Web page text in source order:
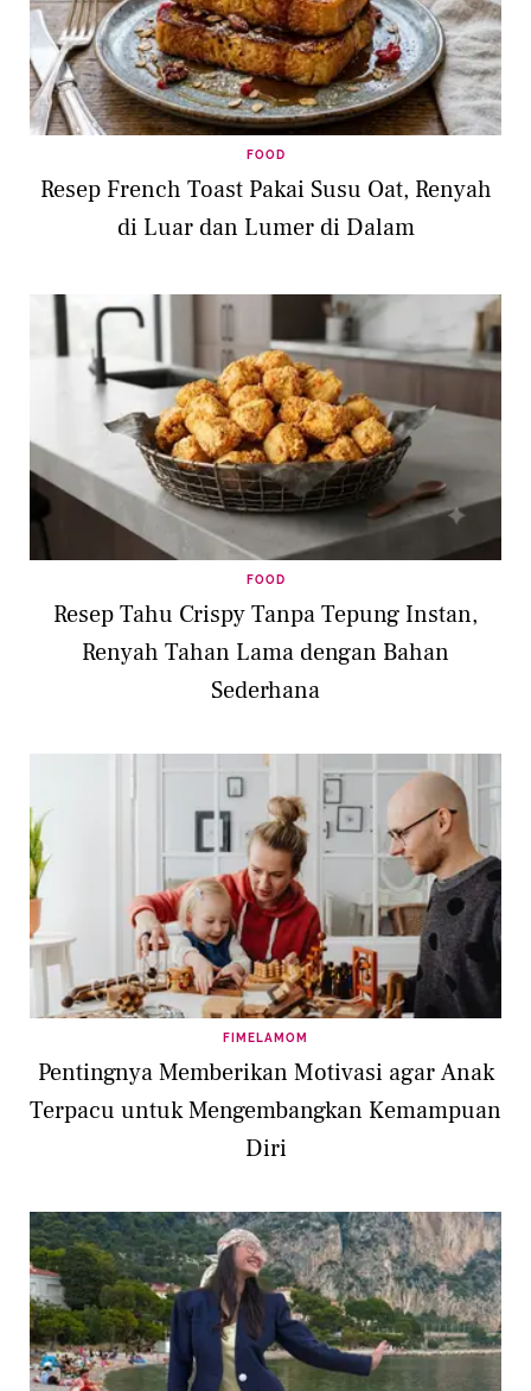
FOOD
Resep French Toast Pakai Susu Oat, Renyah
di Luar dan Lumer di Dalam
FOOD
Resep Tahu Crispy Tanpa Tepung Instan,
Renyah Tahan Lama dengan Bahan
Sederhana
FIMELAMOM
Pentingnya Memberikan Motivasi agar Anak
Terpacu untuk Mengembangkan Kemampuan
Diri